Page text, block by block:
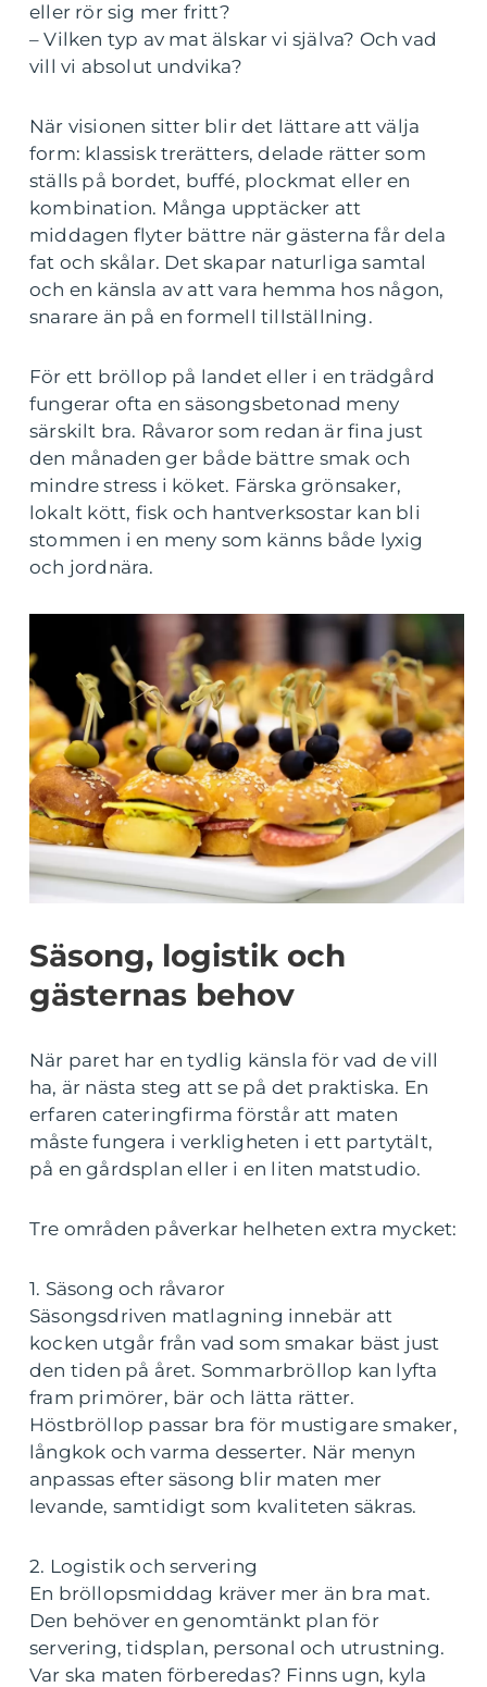
eller rör sig mer fritt?
– Vilken typ av mat älskar vi själva? Och vad
vill vi absolut undvika?
När visionen sitter blir det lättare att välja
form: klassisk trerätters, delade rätter som
ställs på bordet, buffé, plockmat eller en
kombination. Många upptäcker att
middagen flyter bättre när gästerna får dela
fat och skålar. Det skapar naturliga samtal
och en känsla av att vara hemma hos någon,
snarare än på en formell tillställning.
För ett bröllop på landet eller i en trädgård
fungerar ofta en säsongsbetonad meny
särskilt bra. Råvaror som redan är fina just
den månaden ger både bättre smak och
mindre stress i köket. Färska grönsaker,
lokalt kött, fisk och hantverksostar kan bli
stommen i en meny som känns både lyxig
och jordnära.
Säsong, logistik och
gästernas behov
När paret har en tydlig känsla för vad de vill
ha, är nästa steg att se på det praktiska. En
erfaren cateringfirma förstår att maten
måste fungera i verkligheten i ett partytält,
på en gårdsplan eller i en liten matstudio.
Tre områden påverkar helheten extra mycket:
1. Säsong och råvaror
Säsongsdriven matlagning innebär att
kocken utgår från vad som smakar bäst just
den tiden på året. Sommarbröllop kan lyfta
fram primörer, bär och lätta rätter.
Höstbröllop passar bra för mustigare smaker,
långkok och varma desserter. När menyn
anpassas efter säsong blir maten mer
levande, samtidigt som kvaliteten säkras.
2. Logistik och servering
En bröllopsmiddag kräver mer än bra mat.
Den behöver en genomtänkt plan för
servering, tidsplan, personal och utrustning.
Var ska maten förberedas? Finns ugn, kyla